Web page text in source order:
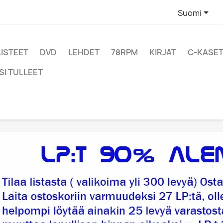
Suomi
DVD LEHDET 78RPM KIRJAT
C-
TULLEET